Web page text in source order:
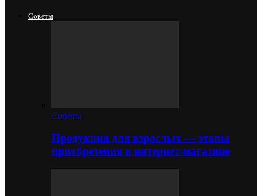
Советы
Советы
Продукция для взрослых — этапы
приобретения в интернет-магазине